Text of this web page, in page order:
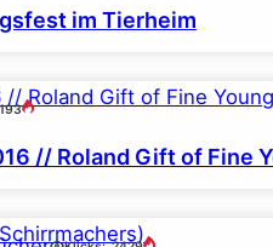
im Tierheim
// Roland Gift of Fine